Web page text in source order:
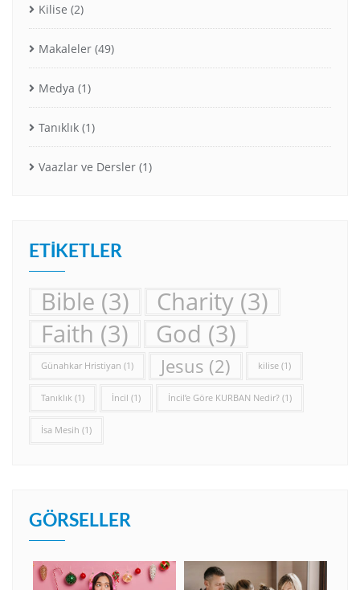
Kilise (2)
Makaleler (49)
Medya (1)
Tanıklık (1)
Vaazlar ve Dersler (1)
ETIKETLER
Bible (3) Charity (3)
Faith (3) God (3)
Günahkar Hristiyan (1) Jesus (2) kilise (1)
Tanıklık (1) İncil (1) İncil’e Göre KURBAN Nedir? (1)
İsa Mesih (1)
GÖRSELLER